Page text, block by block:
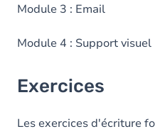
Module 3 : Email
Module 4 : Support visuel
Exercices
Les exercices d'écriture